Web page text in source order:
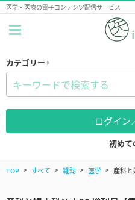
医学・医療の電子コンテンツ配信サービス
カテゴリー
ログイン
初めて
TOP すべて 雑誌 医学 産科